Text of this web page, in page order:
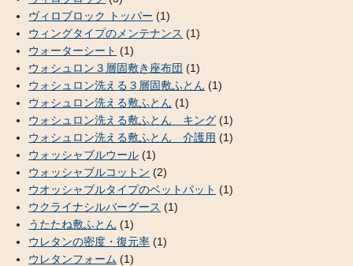
ヴィロブロック トッパー (1)
ウィングタイプのメンテナンス (1)
ウォーターシート (1)
ウォシュロン３層固敷き座布団 (1)
ウォシュロン洗える３層固敷ふとん (1)
ウォシュロン洗える敷ふとん (1)
ウォシュロン洗える敷ふとん キング (1)
ウォシュロン洗える敷ふとん 介護用 (1)
ウォッシャブルウール (1)
ウォッシャブルコットン (2)
ウオッシャブルタイプのベットパット (1)
ウクライナシルバーグース (1)
うたたね敷ふとん (1)
ウレタンの密度・復元率 (1)
ウレタンフォーム (1)